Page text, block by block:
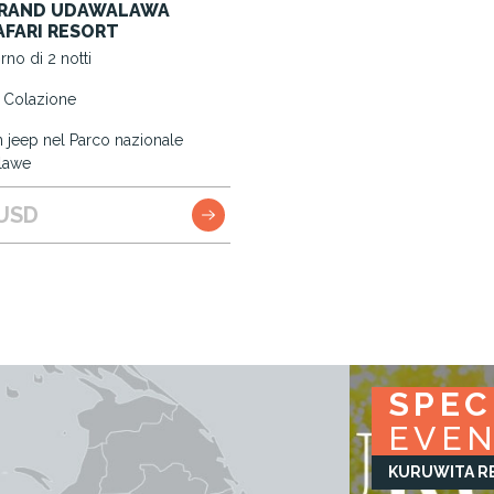
UDAWALAWA
RESORT
di 2 notti
Colazione
jeep nel Parco nazionale
KURUWITA